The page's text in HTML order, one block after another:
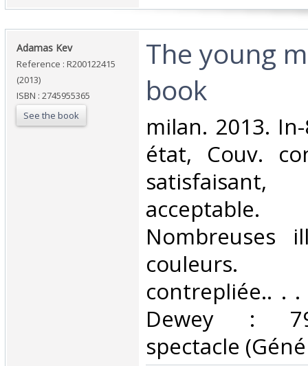
‎Adamas Kev‎
Reference : R200122415
(2013)
ISBN : 2745955365
See the book
‎The young
book‎
‎milan. 2013.
état, Couv.
Nombreuses
couleurs.
contrepliée.. .
Dewey :
spectacle